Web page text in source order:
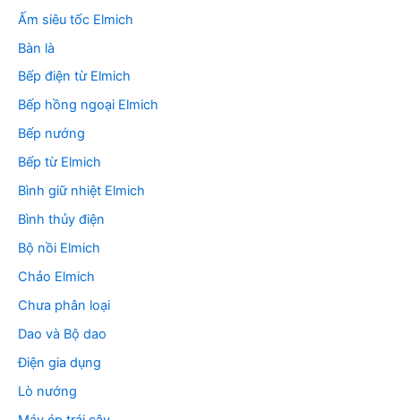
Ấm siêu tốc Elmich
Bàn là
Bếp điện từ Elmich
Bếp hồng ngoại Elmich
Bếp nướng
Bếp từ Elmich
Bình giữ nhiệt Elmich
Bình thủy điện
Bộ nồi Elmich
Chảo Elmich
Chưa phân loại
Dao và Bộ dao
Điện gia dụng
Lò nướng